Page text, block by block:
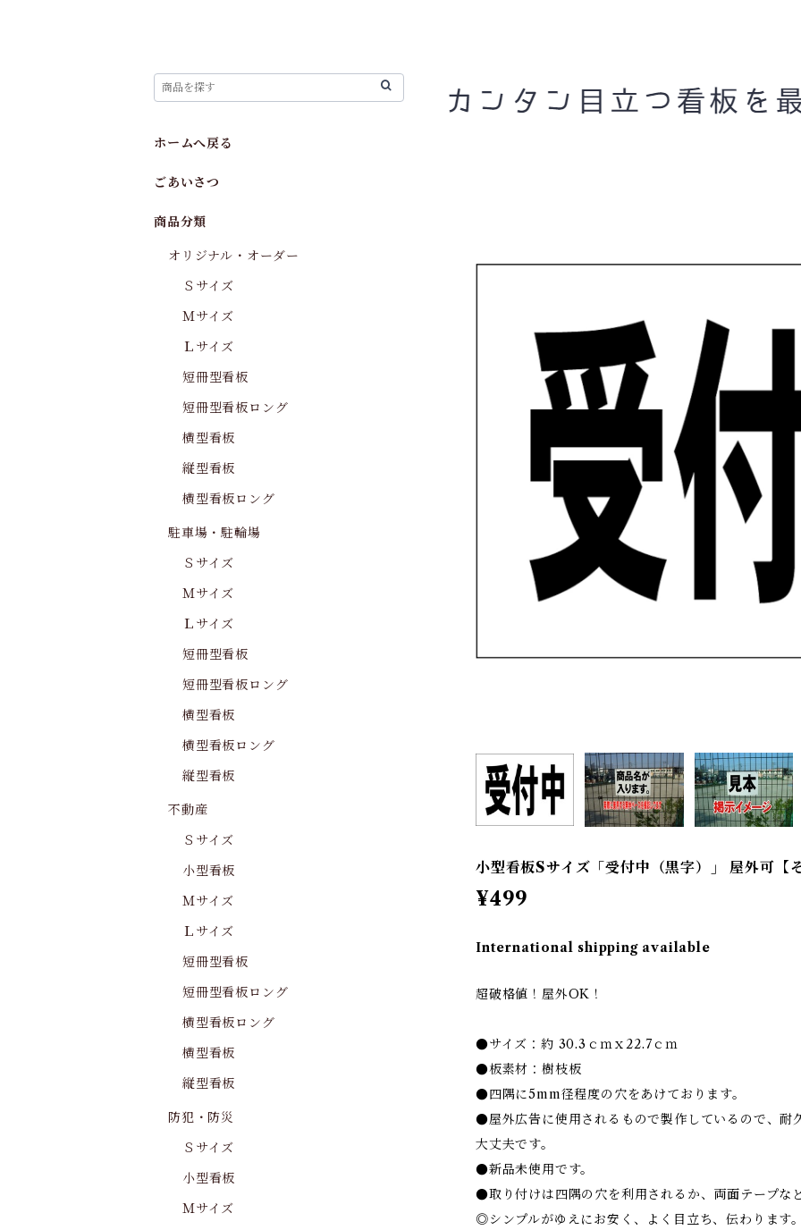
小型看板Sサイズ「受付中（黒字）」 屋外可【
¥499
International shipping available
超破格値！屋外OK！
●サイズ：約 30.3ｃｍｘ22.7ｃｍ
●板素材：樹枝板
●四隅に5mm径程度の穴をあけております。
●屋外広告に使用されるもので製作しているので、耐
大丈夫です。
●新品未使用です。
●取り付けは四隅の穴を利用されるか、両面テープな
◎シンプルがゆえにお安く、よく目立ち、伝わります。
ホームへ戻る
ごあいさつ
商品分類
オリジナル・オーダー
Ｓサイズ
Ｍサイズ
Ｌサイズ
短冊型看板
短冊型看板ロング
横型看板
縦型看板
横型看板ロング
駐車場・駐輪場
Ｓサイズ
Ｍサイズ
Ｌサイズ
短冊型看板
短冊型看板ロング
横型看板
横型看板ロング
縦型看板
不動産
Ｓサイズ
小型看板
Ｍサイズ
Ｌサイズ
短冊型看板
短冊型看板ロング
横型看板ロング
横型看板
縦型看板
防犯・防災
Ｓサイズ
小型看板
Ｍサイズ